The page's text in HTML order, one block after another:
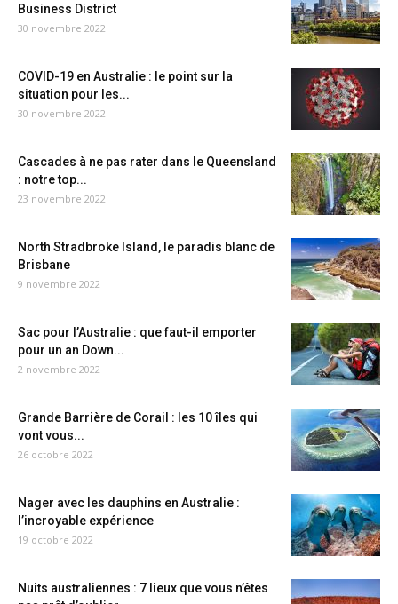
Business District
30 novembre 2022
COVID-19 en Australie : le point sur la
situation pour les...
30 novembre 2022
Cascades à ne pas rater dans le Queensland
: notre top...
23 novembre 2022
North Stradbroke Island, le paradis blanc de
Brisbane
9 novembre 2022
Sac pour l’Australie : que faut-il emporter
pour un an Down...
2 novembre 2022
Grande Barrière de Corail : les 10 îles qui
vont vous...
26 octobre 2022
Nager avec les dauphins en Australie :
l’incroyable expérience
19 octobre 2022
Nuits australiennes : 7 lieux que vous n’êtes